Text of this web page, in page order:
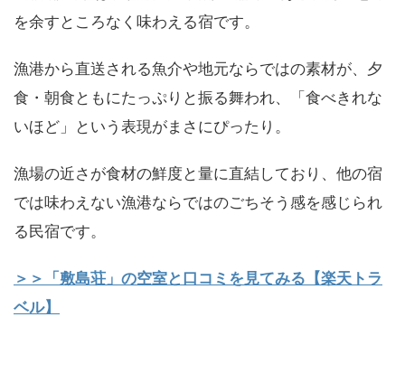
を余すところなく味わえる宿です。
漁港から直送される魚介や地元ならではの素材が、夕
食・朝食ともにたっぷりと振る舞われ、「食べきれな
いほど」という表現がまさにぴったり。
漁場の近さが食材の鮮度と量に直結しており、他の宿
では味わえない漁港ならではのごちそう感を感じられ
る民宿です。
＞＞「敷島荘」の空室と口コミを見てみる【楽天トラ
ベル】